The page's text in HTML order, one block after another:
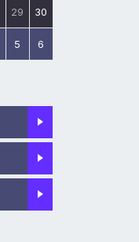
29 30
5 6